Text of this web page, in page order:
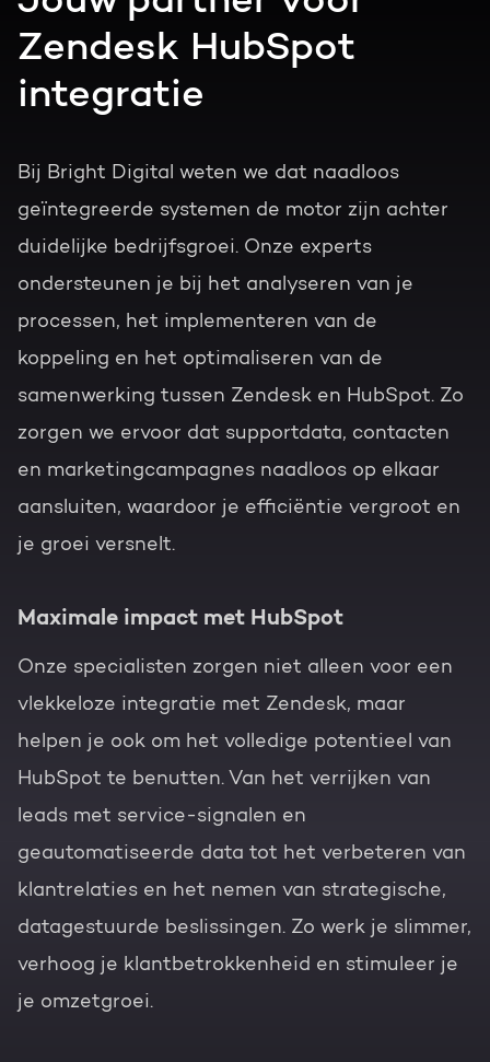
Zendesk HubSpot
integratie
Bij Bright Digital weten we dat naadloos
geïntegreerde systemen de motor zijn achter
duidelijke bedrijfsgroei. Onze experts
ondersteunen je bij het analyseren van je
processen, het implementeren van de
koppeling en het optimaliseren van de
samenwerking tussen Zendesk en HubSpot. Zo
zorgen we ervoor dat supportdata, contacten
en marketingcampagnes naadloos op elkaar
aansluiten, waardoor je efficiëntie vergroot en
je groei versnelt.
Maximale impact met HubSpot
Onze specialisten zorgen niet alleen voor een
vlekkeloze integratie met Zendesk, maar
helpen je ook om het volledige potentieel van
HubSpot te benutten. Van het verrijken van
leads met service-signalen en
geautomatiseerde data tot het verbeteren van
klantrelaties en het nemen van strategische,
datagestuurde beslissingen. Zo werk je slimmer,
verhoog je klantbetrokkenheid en stimuleer je
je omzetgroei.